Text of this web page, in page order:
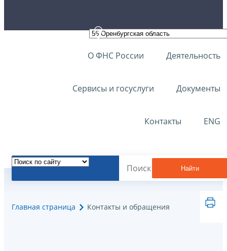
О ФНС России Деятельность
Сервисы и госуслуги Документы
Контакты ENG
Найти
Главная страница Контакты и обращения